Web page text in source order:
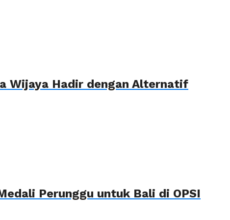
Wijaya Hadir dengan Alternatif
Perunggu untuk Bali di OPSI